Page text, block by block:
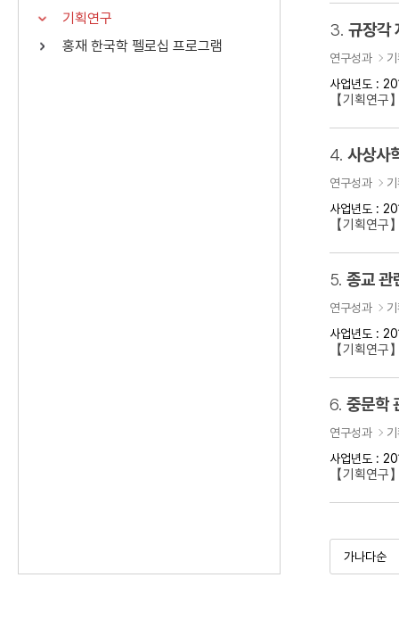
기획연구
홍재 한국학 펠로십 프로그램
3. 규장각
연구성과
사업년도 :
【기획연
4. 사상사
연구성과
사업년도 :
【기획연
5. 종교 관
연구성과
사업년도 :
【기획연
6. 중문학
연구성과
사업년도 :
【기획